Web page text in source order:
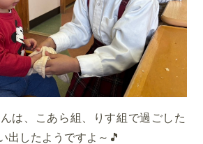
は、こあら組、りす組で過ごした
出したようですよ～🎵